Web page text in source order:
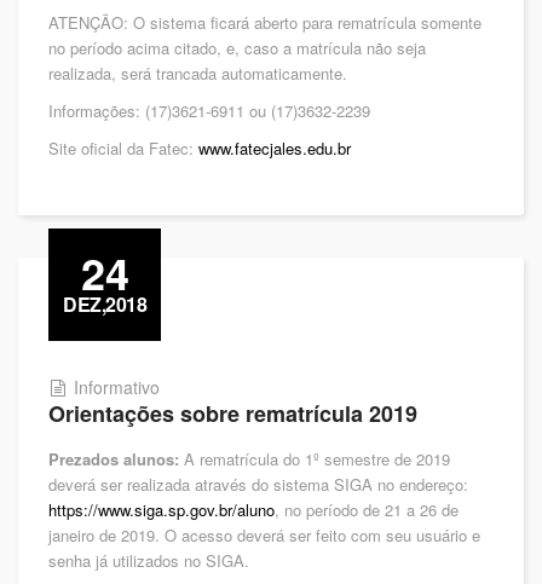
ATENÇÃO: O sistema ficará aberto para rematrícula somente
no período acima citado, e, caso a matrícula não seja
realizada, será trancada automaticamente.
Informações: (17)3621-6911 ou (17)3632-2239
Site oficial da Fatec: www.fatecjales.edu.br
24
DEZ,2018
Informativo
Orientações sobre rematrícula 2019
Prezados alunos: A rematrícula do 1º semestre de 2019
deverá ser realizada através do sistema SIGA no endereço:
https://www.siga.sp.gov.br/aluno, no período de 21 a 26 de
janeiro de 2019. O acesso deverá ser feito com seu usuário e
senha já utilizados no SIGA.